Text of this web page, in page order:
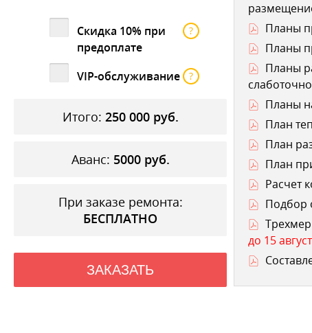
Скидка 10% при
предоплате
?
VIP-обслуживание ?
Итого: 250 000 руб.
Аванс: 5000 руб.
При заказе ремонта:
БЕСПЛАТНО
ЗАКАЗАТЬ
Планы
Планы
Планы
Планы
План
План
План
Расчет
Подбор
до 15